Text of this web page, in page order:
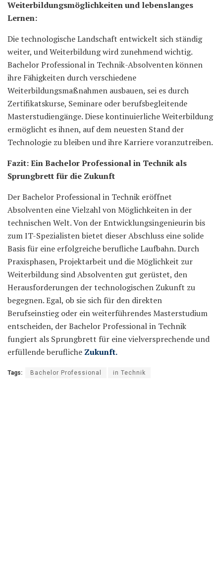
Weiterbildungsmöglichkeiten und lebenslanges
Lernen:
Die technologische Landschaft entwickelt sich ständig
weiter, und Weiterbildung wird zunehmend wichtig.
Bachelor Professional in Technik-Absolventen können
ihre Fähigkeiten durch verschiedene
Weiterbildungsmaßnahmen ausbauen, sei es durch
Zertifikatskurse, Seminare oder berufsbegleitende
Masterstudiengänge. Diese kontinuierliche Weiterbildung
ermöglicht es ihnen, auf dem neuesten Stand der
Technologie zu bleiben und ihre Karriere voranzutreiben.
Fazit: Ein Bachelor Professional in Technik als
Sprungbrett für die Zukunft
Der Bachelor Professional in Technik eröffnet
Absolventen eine Vielzahl von Möglichkeiten in der
technischen Welt. Von der Entwicklungsingenieurin bis
zum IT-Spezialisten bietet dieser Abschluss eine solide
Basis für eine erfolgreiche berufliche Laufbahn. Durch
Praxisphasen, Projektarbeit und die Möglichkeit zur
Weiterbildung sind Absolventen gut gerüstet, den
Herausforderungen der technologischen Zukunft zu
begegnen. Egal, ob sie sich für den direkten
Berufseinstieg oder ein weiterführendes Masterstudium
entscheiden, der Bachelor Professional in Technik
fungiert als Sprungbrett für eine vielversprechende und
erfüllende berufliche Zukunft.
Tags: Bachelor Professional in Technik